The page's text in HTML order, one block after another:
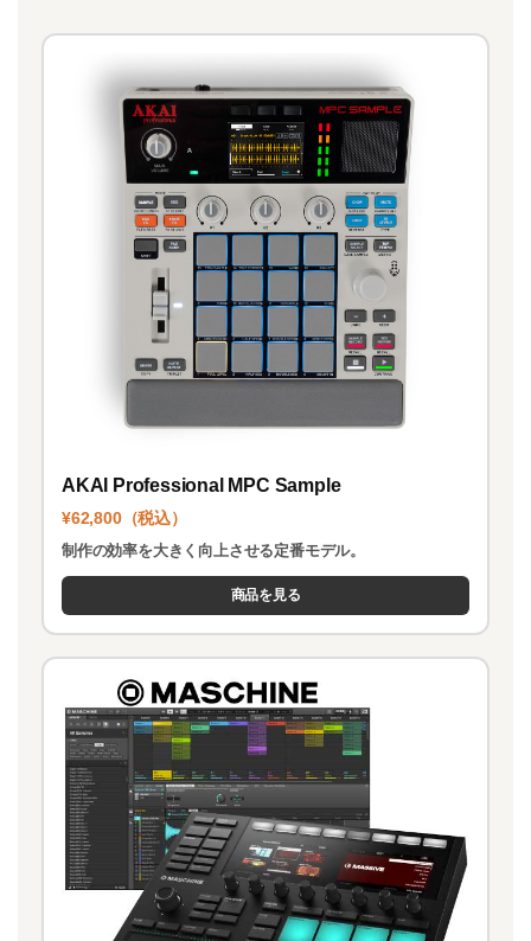
AKAI Professional MPC Sample
¥62,800（税込）
制作の効率を大きく向上させる定番モデル。
商品を見る